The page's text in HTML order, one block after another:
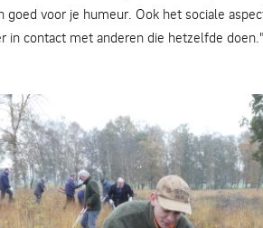
goed voor je humeur. Ook het sociale
in contact met anderen die hetzelfde doen."